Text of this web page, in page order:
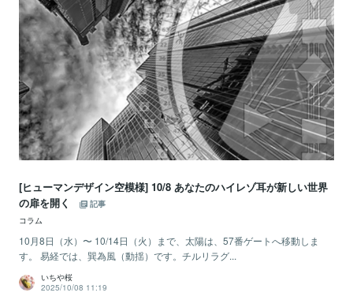
[ヒューマンデザイン空模様] 10/8 あなたのハイレゾ耳が新しい世界
の扉を開く
記事
コラム
10月8日（水）〜 10/14日（火）まで、太陽は、57番ゲートへ移動しま
す。 易経では、巽為風（動揺）です。チルリラグ...
いちや桜
2025/10/08 11:19